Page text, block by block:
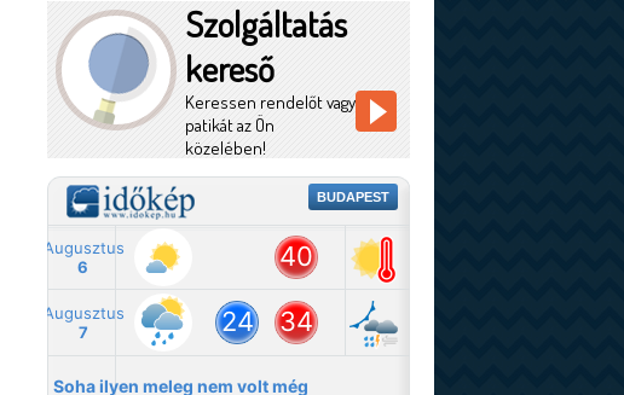
Szolgáltatás
kereső
Keressen rendelőt vagy
patikát az Ön
közelében!